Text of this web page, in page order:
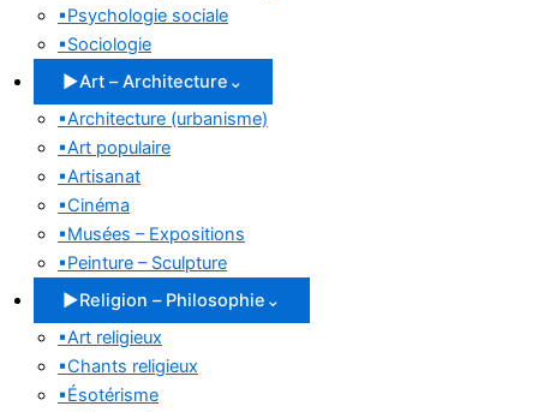
▪Psychologie sociale
▪Sociologie
▶Art – Architecture ⌄
▪Architecture (urbanisme)
▪Art populaire
▪Artisanat
▪Cinéma
▪Musées – Expositions
▪Peinture – Sculpture
▶Religion – Philosophie ⌄
▪Art religieux
▪Chants religieux
▪Ésotérisme